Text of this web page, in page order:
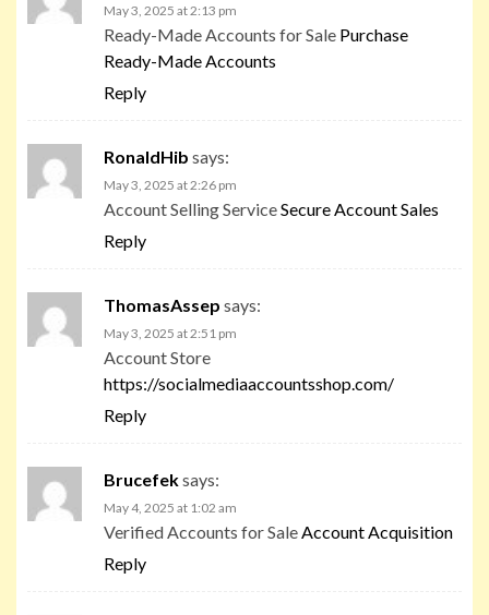
May 3, 2025 at 2:13 pm
Ready-Made Accounts for Sale Purchase
Ready-Made Accounts
Reply
RonaldHib says:
May 3, 2025 at 2:26 pm
Account Selling ServiceSecure Account Sales
Reply
ThomasAssep says:
May 3, 2025 at 2:51 pm
Account Store
https://socialmediaaccountsshop.com/
Reply
Brucefeksays:
May 4, 2025 at 1:02 am
Verified Accounts for Sale Account Acquisition
Reply